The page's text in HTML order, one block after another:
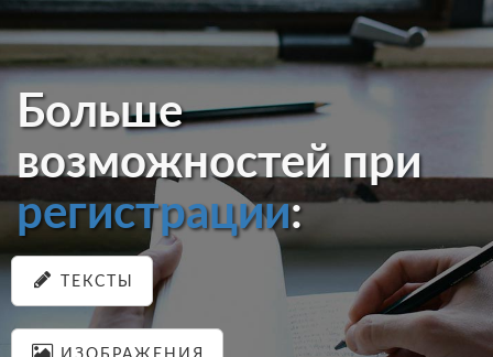
Больше
возможностей при
регистрации:
ТЕКСТЫ